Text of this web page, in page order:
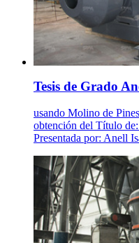
Tesis de Grado
usando Molino de
obtención del Título
Presentada por: Anell